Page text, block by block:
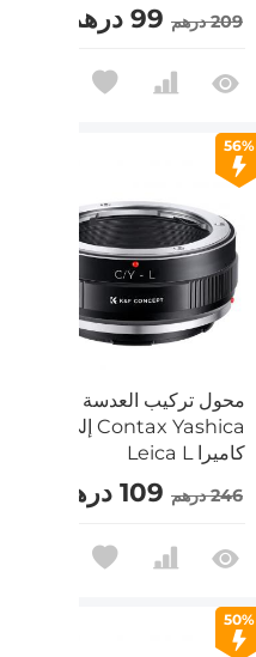
209 درهم 99 درهم
56%
محول تركيب العدسة
Contax Yashica إلى
كاميرا Leica L
246 درهم 109 درهم
50%